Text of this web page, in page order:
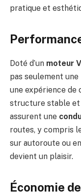
pratique et
Doté d’un moteur
pas seulement
une expérience de
structure stable et
assurent une
routes, y compris
sur autoroute ou
devient un plaisir.
Économie